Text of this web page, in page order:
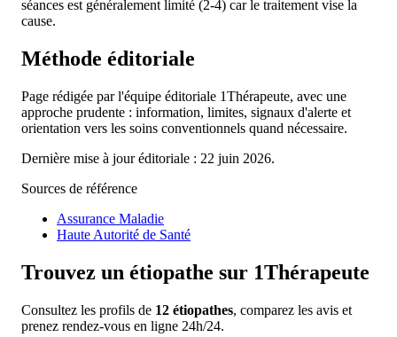
séances est généralement limité (2-4) car le traitement vise la
cause.
Méthode éditoriale
Page rédigée par l'équipe éditoriale 1Thérapeute, avec une
approche prudente : information, limites, signaux d'alerte et
orientation vers les soins conventionnels quand nécessaire.
Dernière mise à jour éditoriale : 22 juin 2026.
Sources de référence
Assurance Maladie
Haute Autorité de Santé
Trouvez un étiopathe sur 1Thérapeute
Consultez les profils de 12 étiopathes, comparez les avis et
prenez rendez-vous en ligne 24h/24.